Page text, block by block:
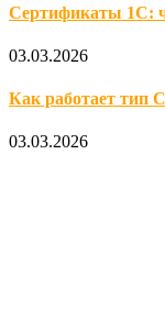
Сертификаты 1С:
03.03.2026
Как работает тип
03.03.2026